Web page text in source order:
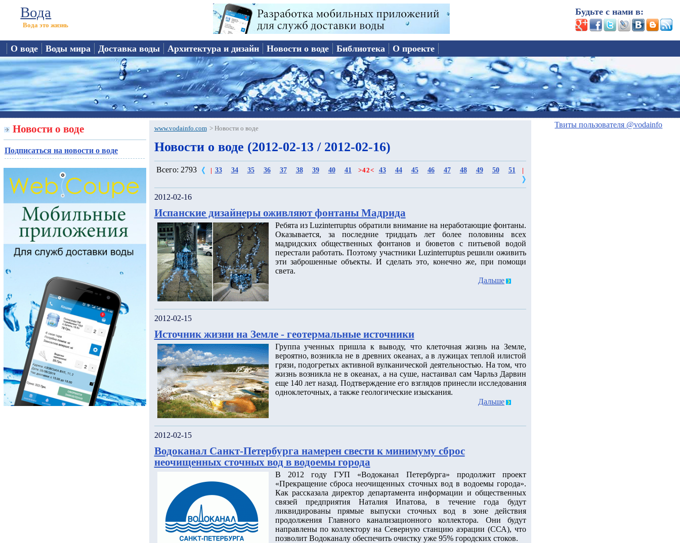
Вода
Вода это жизнь
Будьте с нами в:
О воде Воды мира Доставка воды Архитектура и дизайн Новости о воде Библиотека О проекте
Новости о воде
Подписаться на новости о воде
www.vodainfo.com > Новости о воде
Новости о воде (2012-02-13 / 2012-02-16)
Всего: 2793 33 34 35 36 37 38 39 40 41 >42< 43 44 45 46 47 48 49 50 51
2012-02-16
Испанские дизайнеры оживляют фонтаны Мадрида
Ребята из Luzinterruptus обратили внимание на неработающие фонтаны.
Оказывается, за последние тридцать лет более половины всех
мадридских общественных фонтанов и бюветов с питьевой водой
перестали работать. Поэтому участники Luzinterruptus решили оживить
эти заброшенные объекты. И сделать это, конечно же, при помощи
света.
Дальше
2012-02-15
Источник жизни на Земле - геотермальные источники
Группа ученных пришла к выводу, что клеточная жизнь на Земле,
вероятно, возникла не в древних океанах, а в лужицах теплой илистой
грязи, подогретых активной вулканической деятельностью. На том, что
жизнь возникла не в океанах, а на суше, настаивал сам Чарльз Дарвин
еще 140 лет назад. Подтверждение его взглядов принесли исследования
одноклеточных, а также геологические изыскания.
Дальше
2012-02-15
Водоканал Санкт-Петербурга намерен свести к минимуму сброс
неочищенных сточных вод в водоемы города
В 2012 году ГУП «Водоканал Петербурга» продолжит проект
«Прекращение сброса неочищенных сточных вод в водоемы города».
Как рассказала директор департамента информации и общественных
связей предприятия Наталия Ипатова, в течение года будут
ликвидированы прямые выпуски сточных вод в зоне действия
продолжения Главного канализационного коллектора. Они будут
направлены по коллектору на Северную станцию аэрации (ССА), что
позволит Водоканалу обеспечить очистку уже 95% городских стоков.
Твиты пользователя @vodainfo